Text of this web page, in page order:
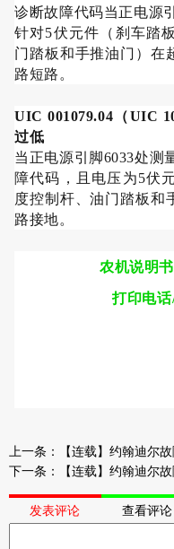
诊断故障代码当正电源
针对5伏元件（刹车踏
门踏板和手推油门）在
路短路。
UIC 001079.04 （UIC
过低
当正电源引脚6033处测
障代码，且电压为5伏
度控制杆、油门踏板和
路接地。
农机说明
打印电话
上一条：
【连载】约翰迪尔
下一条：
【连载】约翰迪尔
发表评论 查看评论